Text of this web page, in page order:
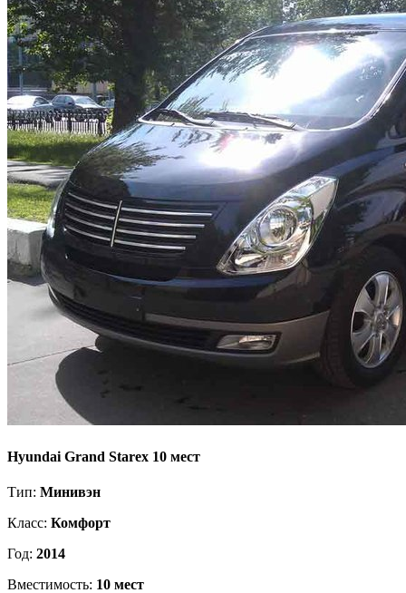
Hyundai Grand Starex 10 мест
Тип: Минивэн
Класс: Комфорт
Год: 2014
Вместимость: 10 мест